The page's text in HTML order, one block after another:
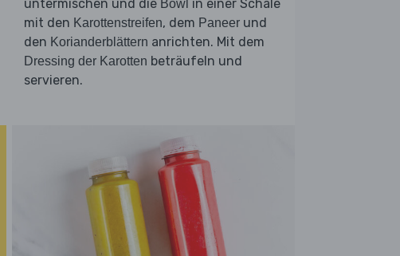
untermischen und die Bowl in einer Schale
mit den Karottenstreifen, dem Paneer und
den Korianderblättern anrichten. Mit dem
Dressing der Karotten beträufeln und
servieren.